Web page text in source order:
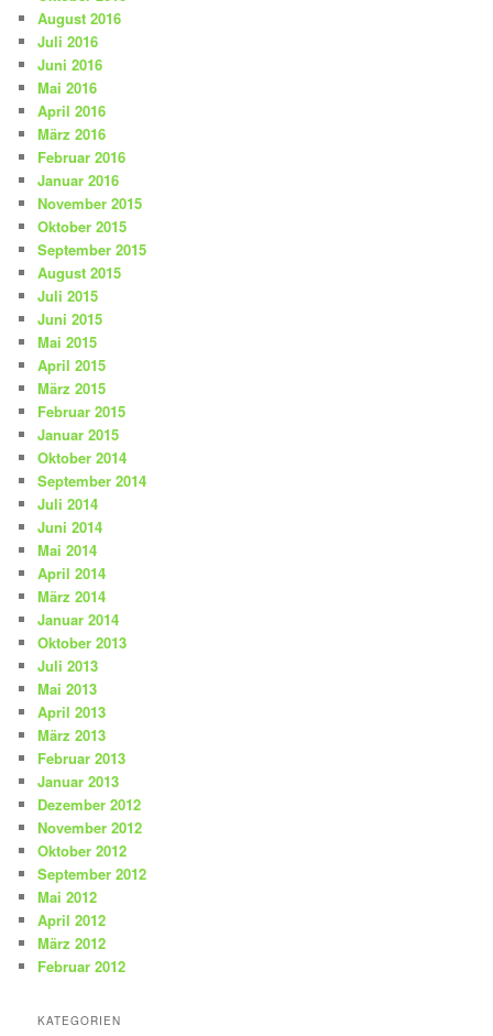
August 2016
Juli 2016
Juni 2016
Mai 2016
April 2016
März 2016
Februar 2016
Januar 2016
November 2015
Oktober 2015
September 2015
August 2015
Juli 2015
Juni 2015
Mai 2015
April 2015
März 2015
Februar 2015
Januar 2015
Oktober 2014
September 2014
Juli 2014
Juni 2014
Mai 2014
April 2014
März 2014
Januar 2014
Oktober 2013
Juli 2013
Mai 2013
April 2013
März 2013
Februar 2013
Januar 2013
Dezember 2012
November 2012
Oktober 2012
September 2012
Mai 2012
April 2012
März 2012
Februar 2012
KATEGORIEN